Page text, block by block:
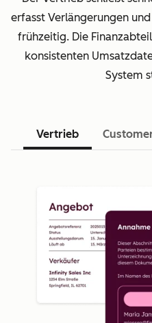
erfasst Verlängerungen
frühzeitig. Die
konsistenten
System
Vertrieb